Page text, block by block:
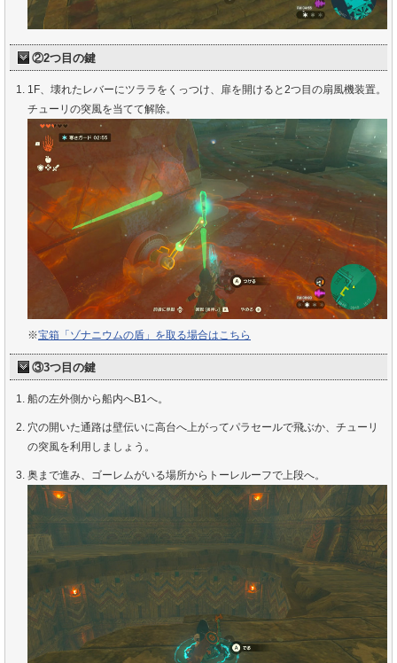
②2つ目の鍵
1F、壊れたレバーにツララをくっつけ、扉を開けると2つ目の扇風機装置。
チューリの突風を当てて解除。
※宝箱「ゾナニウムの盾」を取る場合はこちら
③3つ目の鍵
船の左外側から船内へB1へ。
穴の開いた通路は壁伝いに高台へ上がってパラセールで飛ぶか、チューリ
の突風を利用しましょう。
奥まで進み、ゴーレムがいる場所からトーレルーフで上段へ。